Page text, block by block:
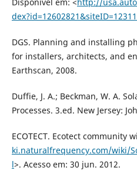
DGS. Planning and installing
for installers, architects, and
Earthscan, 2008.
Duffie, J. A.; Beckman, W. A.
Processes. 3.ed. New Jersey:
ECOTECT. Ecotect community
ki.naturalfrequency.com/wiki/
l>. Acesso em: 30 jun. 2012.